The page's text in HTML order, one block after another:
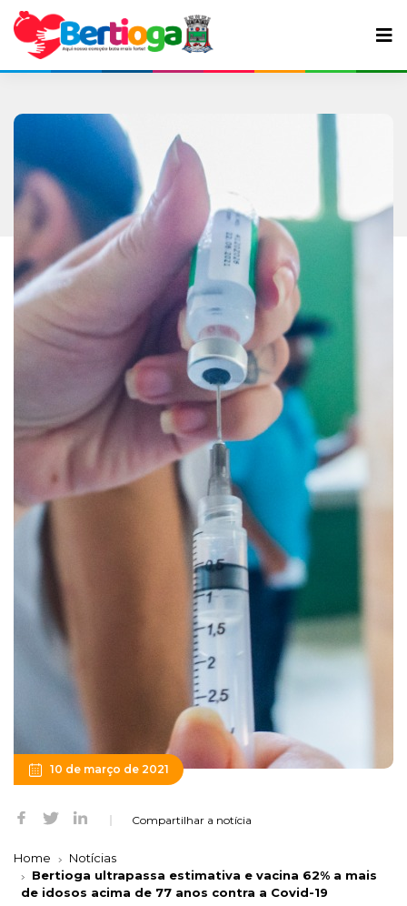
10 de março de 2021
Compartilhar a notícia
Home
Notícias
Bertioga ultrapassa estimativa e vacina 62% a mais
de idosos acima de 77 anos contra a Covid-19